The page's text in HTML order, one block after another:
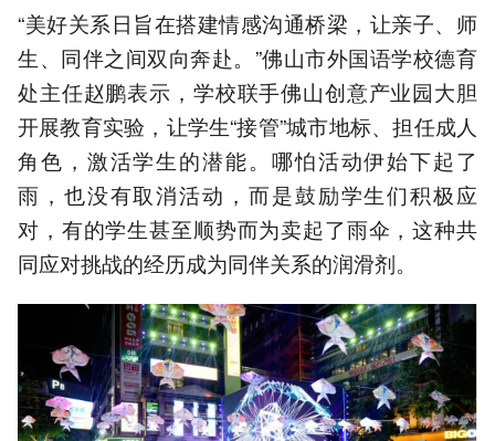
“美好关系日旨在搭建情感沟通桥梁，让亲子、师
生、同伴之间双向奔赴。”佛山市外国语学校德育
处主任赵鹏表示，学校联手佛山创意产业园大胆
开展教育实验，让学生“接管”城市地标、担任成人
角色，激活学生的潜能。哪怕活动伊始下起了
雨，也没有取消活动，而是鼓励学生们积极应
对，有的学生甚至顺势而为卖起了雨伞，这种共
同应对挑战的经历成为同伴关系的润滑剂。